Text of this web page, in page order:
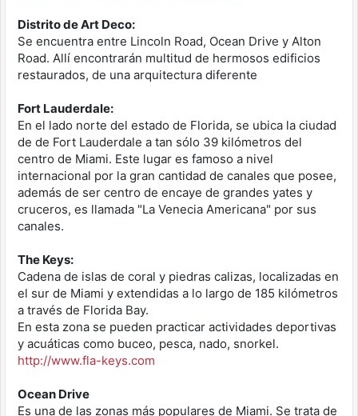
Distrito de Art Deco:
Se encuentra entre Lincoln Road, Ocean Drive y Alton
Road. Allí encontrarán multitud de hermosos edificios
restaurados, de una arquitectura diferente
Fort Lauderdale:
En el lado norte del estado de Florida, se ubica la ciudad
de de Fort Lauderdale a tan sólo 39 kilómetros del
centro de Miami. Este lugar es famoso a nivel
internacional por la gran cantidad de canales que posee,
además de ser centro de encaye de grandes yates y
cruceros, es llamada "La Venecia Americana" por sus
canales.
The Keys:
Cadena de islas de coral y piedras calizas, localizadas en
el sur de Miami y extendidas a lo largo de 185 kilómetros
a través de Florida Bay.
En esta zona se pueden practicar actividades deportivas
y acuáticas como buceo, pesca, nado, snorkel.
http://www.fla-keys.com
Ocean Drive
Es una de las zonas más populares de Miami. Se trata de